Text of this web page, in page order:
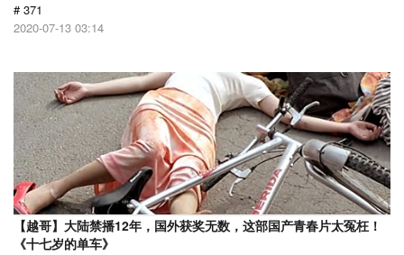
# 371
2020-07-13 03:14
【越哥】大陆禁播12年，国外获奖无数，这部国产青春片太冤枉！
《十七岁的单车》